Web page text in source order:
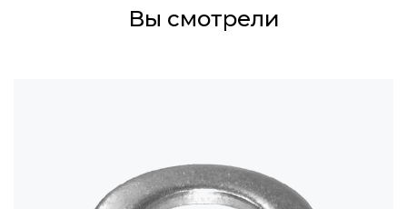
Вы смотрели